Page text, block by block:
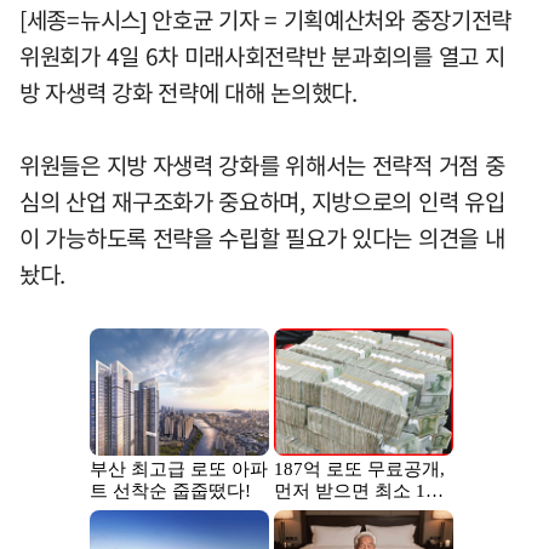
[세종=뉴시스] 안호균 기자 = 기획예산처와 중장기전략
위원회가 4일 6차 미래사회전략반 분과회의를 열고 지
방 자생력 강화 전략에 대해 논의했다.
위원들은 지방 자생력 강화를 위해서는 전략적 거점 중
심의 산업 재구조화가 중요하며, 지방으로의 인력 유입
이 가능하도록 전략을 수립할 필요가 있다는 의견을 내
놨다.